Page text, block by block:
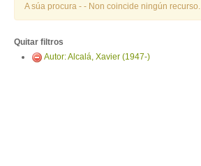
A súa procura - - Non coincide ningún recurso.
Quitar filtros
Autor: Alcalá, Xavier (1947-)